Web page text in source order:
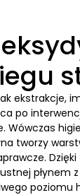
ekstrakcje,
po
tworzy